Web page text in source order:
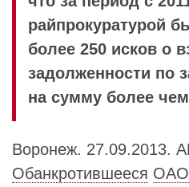
райпрокуратурой
более 250 исков о
задолженности по
на сумму более
Воронеж. 27.09.2013.
Обанкротившееся ОАО